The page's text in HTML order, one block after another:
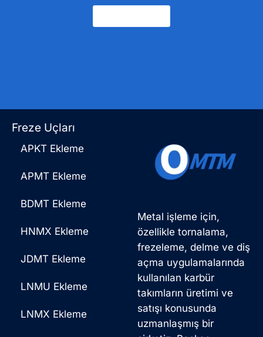
Metal işleme için,
özellikle tornalama,
frezeleme, delme ve diş
açma uygulamalarında
kullanılan karbür
takımların üretimi ve
satışı konusunda
uzmanlaşmış bir
Freze Uçları
APKT Ekleme
APMT Ekleme
BDMT Ekleme
HNMX Ekleme
JDMT Ekleme
LNMU Ekleme
LNMX Ekleme